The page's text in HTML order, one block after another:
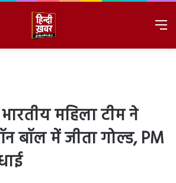
महिला टीम ने
बॉल में जीता गोल्ड, PM